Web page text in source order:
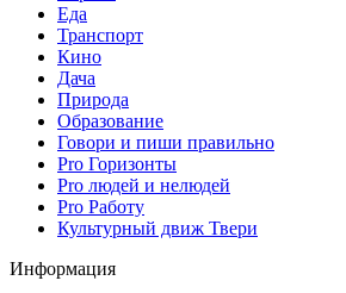
Еда
Транспорт
Кино
Дача
Природа
Образование
Говори и пиши правильно
Pro Горизонты
Pro людей и нелюдей
Pro Работу
Культурный движ Твери
Информация